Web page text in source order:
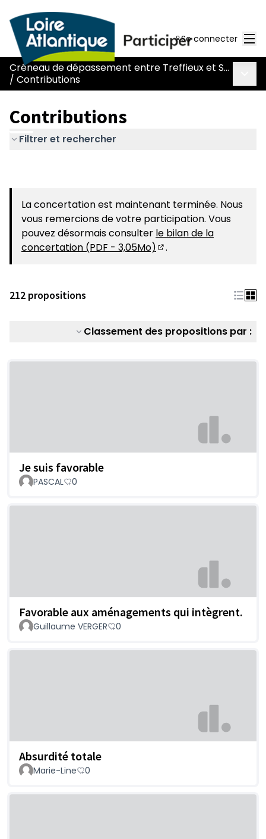
Se connecter
Créneau de dépassement entre Treffieux et Saint-Vincent-des-Landes
/ Contributions
Contributions
Filtrer et rechercher
La concertation est maintenant terminée. Nous
vous remercions de votre participation. Vous
pouvez désormais consulter le bilan de la
concertation (PDF - 3,05Mo)
.
212 propositions
Classement des propositions par :
Je suis favorable
PASCAL 0
Favorable aux aménagements qui intègrent.
Guillaume VERGER 0
Absurdité totale
Marie-Line 0